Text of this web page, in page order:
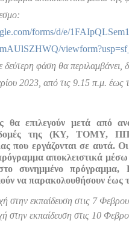
forms/d/e/
φάση θα περιλαμβάνει,
2023, από τις 9.15 π.μ. έως
θα επιλεγούν μετά από
δομές της (ΚΥ, ΤΟΜΥ,
που εργάζονται σε αυτά.
αποκλειστικά
στο συνημμένο
να παρακολουθήσουν έως
στην εκπαίδευση στις 7
στην εκπαίδευση στις 10